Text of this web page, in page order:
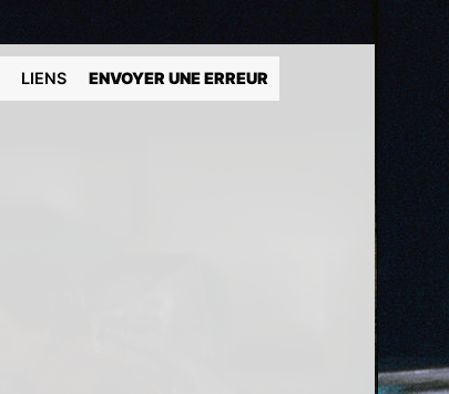
LIENS ENVOYER UNE ERREUR